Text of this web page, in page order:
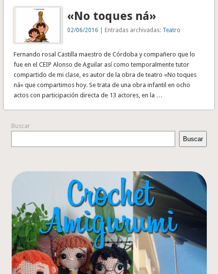
«No toques ná»
02/06/2016 | Entradas archivadas: Teatro
Fernando rosal Castilla maestro de Córdoba y compañero que lo
fue en el CEIP Alonso de Aguilar así como temporalmente tutor
compartido de mi clase, es autor de la obra de teatro «No toques
ná» que compartimos hoy. Se trata de una obra infantil en ocho
actos con participación directa de 13 actores, en la …
Buscar
Buscar